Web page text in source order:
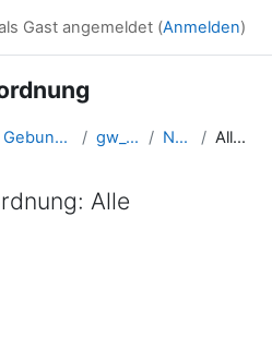
Gast angemeldet (Anmelden)
Gebundenes Wahlfach: Österreich gw_OE_raumordnung_1 Neueste Aktivität Alle Teilnehmer/innen
Alle